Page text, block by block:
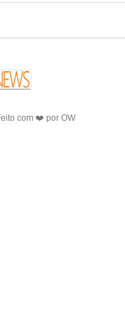
com ❤️ por OW